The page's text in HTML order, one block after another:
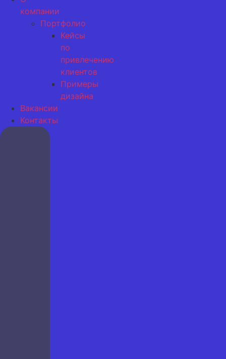
компании
Портфолио
Кейсы
по
привлечению
клиентов
Примеры
дизайна
Вакансии
Контакты